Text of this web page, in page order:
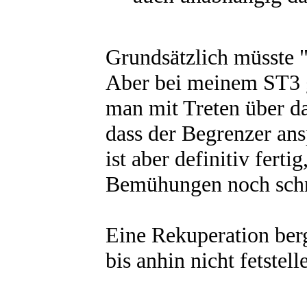
Grundsätzlich müsste
Aber bei meinem
man mit Treten über
dass der Begrenzer
ist aber definitiv
Bemühungen noch
Eine Rekuperation
bis anhin nicht